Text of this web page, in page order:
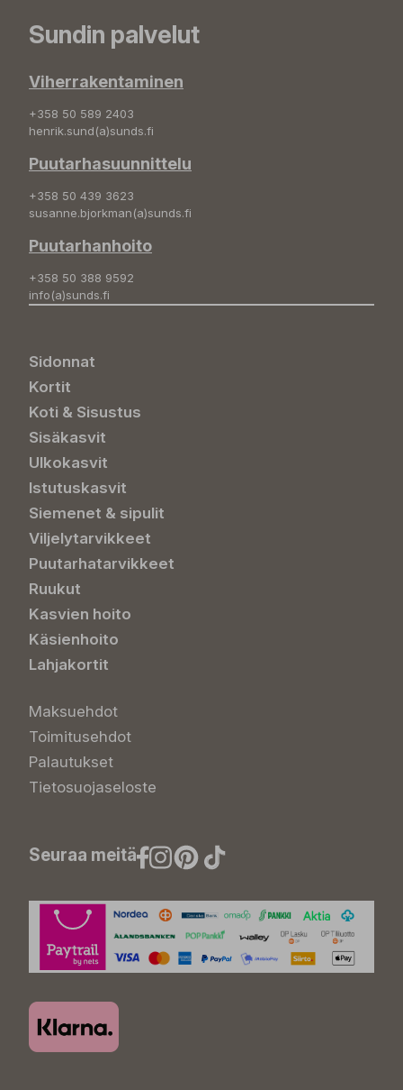
Sundin palvelut
Viherrakentaminen
+358 50 589 2403
henrik.sund(a)sunds.fi
Puutarhasuunnittelu
+358 50 439 3623
susanne.bjorkman(a)sunds.fi
Puutarhanhoito
+358 50 388 9592
info(a)sunds.fi
Sidonnat
Kortit
Koti & Sisustus
Sisäkasvit
Ulkokasvit
Istutuskasvit
Siemenet & sipulit
Viljelytarvikkeet
Puutarhatarvikkeet
Ruukut
Kasvien hoito
Käsienhoito
Lahjakortit
Maksuehdot
Toimitusehdot
Palautukset
Tietosuojaseloste
Seuraa meitä